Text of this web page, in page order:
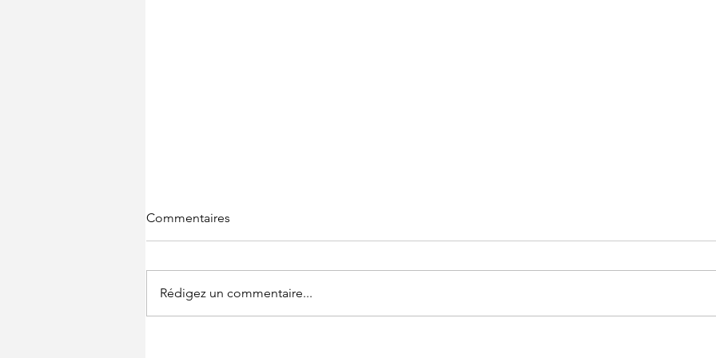
Commentaires
Rédigez un commentaire...